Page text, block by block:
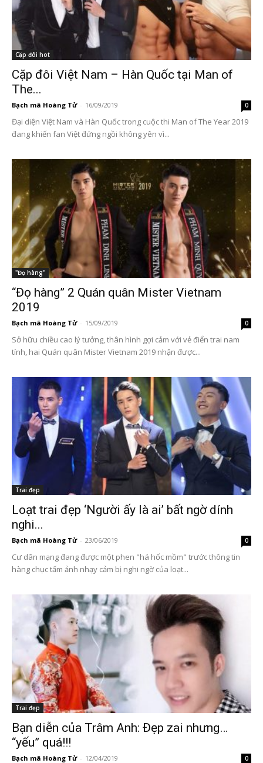
Cặp đôi hot
Cặp đôi Việt Nam – Hàn Quốc tại Man of
The...
Bạch mã Hoàng Tử - 16/09/2019 0
Đại diện Việt Nam và Hàn Quốc trong cuộc thi Man of The Year 2019
đang khiến fan Việt đứng ngồi không yên vì...
"Đọ hàng"
“Đọ hàng” 2 Quán quân Mister Vietnam
2019
Bạch mã Hoàng Tử - 15/09/2019 0
Sở hữu chiều cao lý tưởng, thân hình gợi cảm với vẻ điển trai nam
tính, hai Quán quân Mister Vietnam 2019 nhận được...
Trai đẹp
Loạt trai đẹp ‘Người ấy là ai’ bất ngờ dính
nghi...
Bạch mã Hoàng Tử - 23/06/2019 0
Cư dân mạng đang được một phen "há hốc mồm" trước thông tin
hàng chục tấm ảnh nhạy cảm bị nghi ngờ của loạt...
Trai đẹp
Bạn diễn của Trâm Anh: Đẹp zai nhưng…
“yếu” quá!!!
Bạch mã Hoàng Tử - 12/04/2019 0